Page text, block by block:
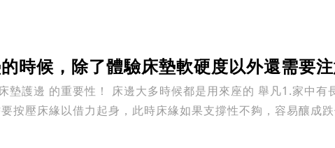
時候，除了體驗床墊軟硬度以外還需要
墊護邊 的重要性！ 床邊大多時候都是用來座的 舉凡1.家中有
按壓床緣以借力起身，此時床緣如果支撐性不夠，容易釀成